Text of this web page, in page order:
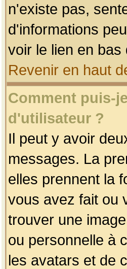
n'existe pas,
d'informations
voir le lien en bas
Revenir en haut
Comment puis-
d'utilisateur ?
Il peut y avoir
messages. La
elles prennent la
vous avez fait ou
trouver une
ou personnelle à
les avatars et de